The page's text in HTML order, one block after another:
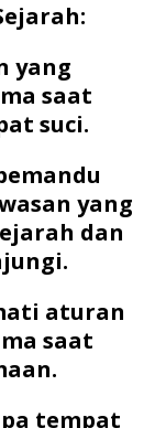
yang
saat
suci.
yang
dan
aturan
saat
tempat